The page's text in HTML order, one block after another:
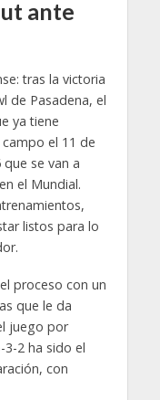
ante
tras la victoria
de Pasadena, el
ya tiene
el 11 de
que se van a
el Mundial.
listos para lo
proceso con un
que le da
juego por
3-2 ha sido el
con